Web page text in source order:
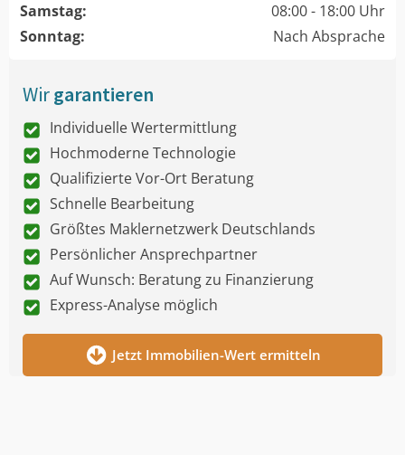
Samstag:
08:00 - 18:00 Uhr
Sonntag:
Nach Absprache
Wirgarantieren
Individuelle Wertermittlung
Hochmoderne Technologie
Qualifizierte Vor-Ort Beratung
Schnelle Bearbeitung
Größtes Maklernetzwerk Deutschlands
Persönlicher Ansprechpartner
Auf Wunsch: Beratung zu Finanzierung
Express-Analyse möglich
Jetzt Immobilien-Wert ermitteln